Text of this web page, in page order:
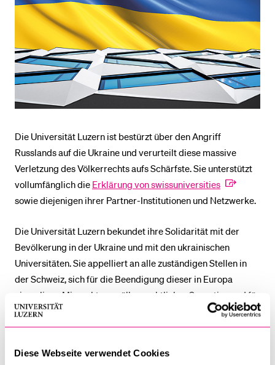
Diese Webseite verwendet Cookies
Die Universität Luzern ist bestürzt über den Angriff
Russlands auf die Ukraine und verurteilt diese massive
Verletzung des Völkerrechts aufs Schärfste. Sie unterstützt
vollumfänglich die Erklärung von swissuniversities
sowie diejenigen ihrer Partner-Institutionen und Netzwerke.
Die Universität Luzern bekundet ihre Solidarität mit der
Bevölkerung in der Ukraine und mit den ukrainischen
Universitäten. Sie appelliert an alle zuständigen Stellen in
der Schweiz, sich für die Beendigung dieser in Europa
einmaligen Missachtung völkerrechtlicher Garantien und für
die betroffenen Menschen einzusetzen.
Lehrenden, Forschenden und Studierenden von ukrainischen
Vorlesungsverzeichnis
Bibliothek
Sportangebot
Menuplan Mensa
Anmeldung und Zulassung